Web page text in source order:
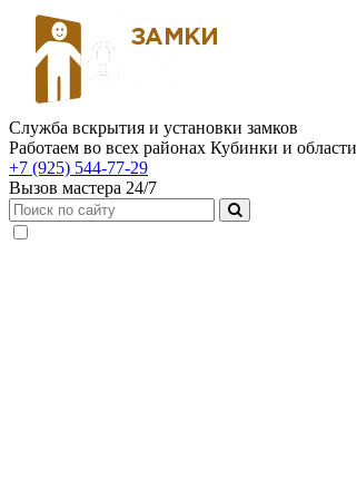
Служба вскрытия и установки замков
Работаем во всех районах Кубинки и области
+7 (925) 544-77-29
Вызов мастера 24/7